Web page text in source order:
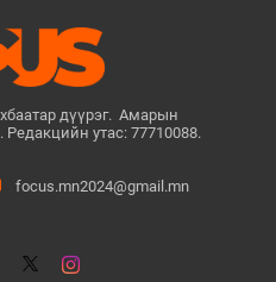
дүүрэг. Амарын
утас: 77710088.
focus.mn2024@gmail.mn